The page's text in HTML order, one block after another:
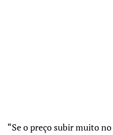
“Se o preço subir muito